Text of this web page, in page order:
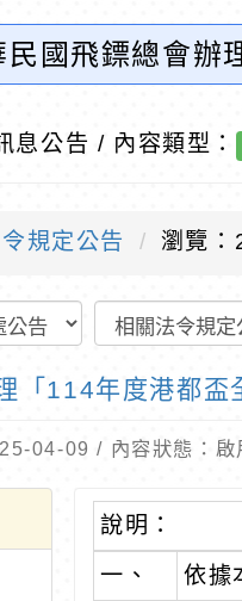
國飛鏢總會辦
息公告 / 內容類型：
規定公告 瀏覽：
「114年度港都盃
04-09 / 內容狀態：啟
說明：
一、
依據